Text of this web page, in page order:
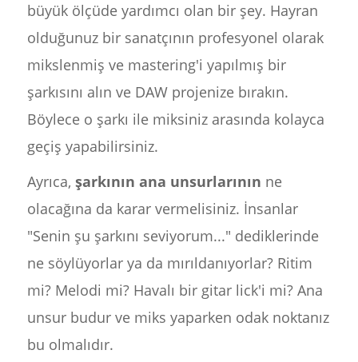
büyük ölçüde yardımcı olan bir şey. Hayran
olduğunuz bir sanatçının profesyonel olarak
mikslenmiş ve mastering'i yapılmış bir
şarkısını alın ve DAW projenize bırakın.
Böylece o şarkı ile miksiniz arasında kolayca
geçiş yapabilirsiniz.
Ayrıca, şarkının ana unsurlarının ne
olacağına da karar vermelisiniz. İnsanlar
"Senin şu şarkını seviyorum..." dediklerinde
ne söylüyorlar ya da mırıldanıyorlar? Ritim
mi? Melodi mi? Havalı bir gitar lick'i mi? Ana
unsur budur ve miks yaparken odak noktanız
bu olmalıdır.